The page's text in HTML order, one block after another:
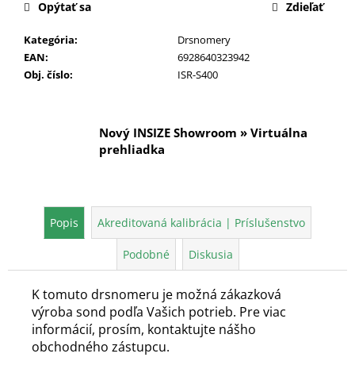
Kategória:
Drsnomery
EAN:
6928640323942
Obj. číslo: ISR-S400
Opýtať sa Zdieľať
Nový INSIZE Showroom » Virtuálna
prehliadka
Popis Akreditovaná kalibrácia | Príslušenstvo
Podobné Diskusia
K tomuto drsnomeru je možná zákazková
výroba sond podľa Vašich potrieb. Pre viac
informácií, prosím, kontaktujte nášho
obchodného zástupcu.